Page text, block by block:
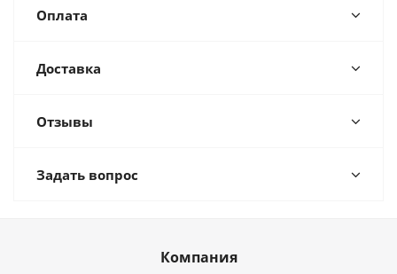
Оплата
Доставка
Отзывы
Задать вопрос
Компания